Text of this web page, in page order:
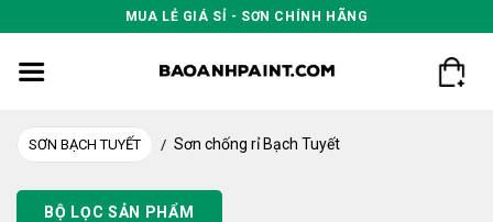
to
content
MUA LẺ GIÁ SỈ - SƠN CHÍNH HÃNG
SƠN BẠCH TUYẾT / Sơn chống rỉ Bạch Tuyết
BỘ LỌC SẢN PHẨM